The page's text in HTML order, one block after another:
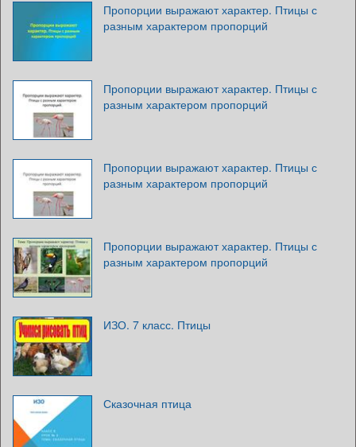
Пропорции выражают характер. Птицы с
разным характером пропорций
Пропорции выражают характер. Птицы с
разным характером пропорций
Пропорции выражают характер. Птицы с
разным характером пропорций
Пропорции выражают характер. Птицы с
разным характером пропорций
ИЗО. 7 класс. Птицы
Сказочная птица